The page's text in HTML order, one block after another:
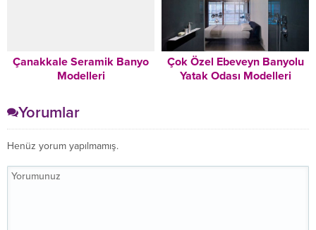
Çanakkale Seramik Banyo
Modelleri
Çok Özel Ebeveyn Banyolu
Yatak Odası Modelleri
Yorumlar
Henüz yorum yapılmamış.